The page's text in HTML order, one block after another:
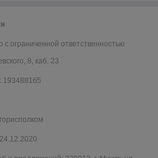
с ограниченной ответственностью
8, каб. 23
193488165